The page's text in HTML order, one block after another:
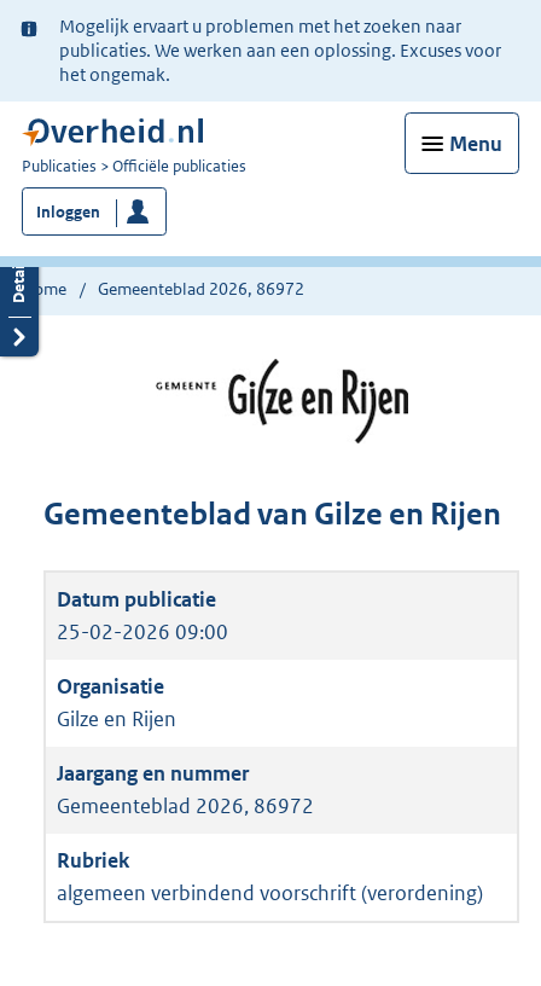
Ter
informatie:
Mogelijk ervaart u problemen met het zoeken naar
publicaties. We werken aan een oplossing. Excuses voor
het ongemak.
Menu
U
bent
nu
hier:
Publicaties Officiële publicaties
Inloggen
Home Gemeenteblad 2026, 86972
Gemeenteblad van Gilze en Rijen
25-02-2026 09:00
Gilze en Rijen
Gemeenteblad 2026, 86972
algemeen verbindend voorschrift (verordening)